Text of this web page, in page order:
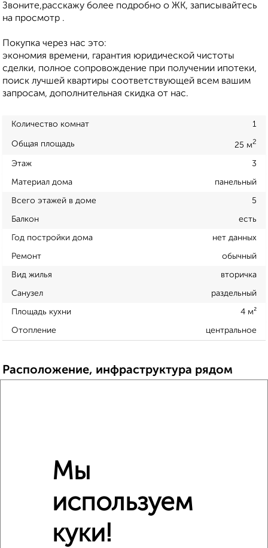
Звоните,расскажу более подробно о ЖК, записывайтесь
на просмотр .
Покупка через нас это:
экономия времени, гарантия юридической чистоты
сделки, полное сопровождение при получении ипотеки,
поиск лучшей квартиры соответствующей всем вашим
запросам, дополнительная скидка от нас.
Количество комнат 1
Общая площадь 25 м2
Этаж 3
Материал дома панельный
Всего этажей в доме 5
Балкон есть
Год постройки дома нет данных
Ремонт обычный
Вид жилья вторичка
Санузел раздельный
Площадь кухни 4 м²
Отопление центральное
Расположение, инфраструктура рядом
Мы
используем
куки!